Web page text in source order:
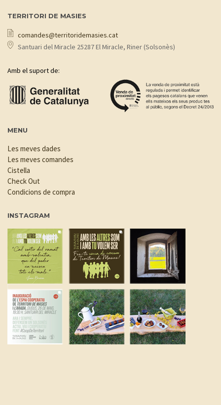
TERRITORI DE MASIES
comandes@territoridemasies.cat
Santuari del Miracle 25287 El Miracle, Riner (Solsonès)
Amb el suport de:
MENU
Les meves dades
Les meves comandes
Cistella
Check Out
Condicions de compra
INSTAGRAM